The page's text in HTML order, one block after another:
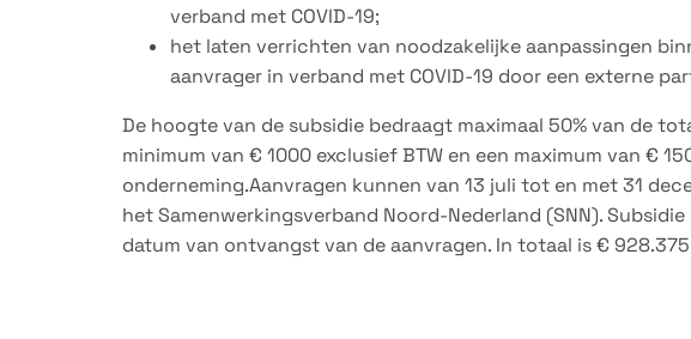
verband met COVID-19;
het laten verrichten van noodzakelijke aanpassingen
aanvrager in verband met COVID-19 door een externe
De hoogte van de subsidie bedraagt maximaal 50% van de
minimum van € 1000 exclusief BTW en een maximum van €
onderneming.Aanvragen kunnen van 13 juli tot en met 31
het Samenwerkingsverband Noord-Nederland (SNN).
datum van ontvangst van de aanvragen. In totaal is €